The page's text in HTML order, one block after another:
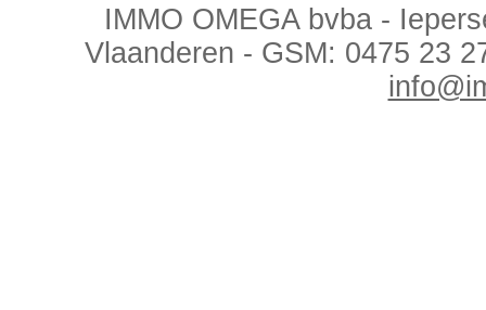
IMMO OMEGA bvba -
Vlaanderen - GSM: 0475 23